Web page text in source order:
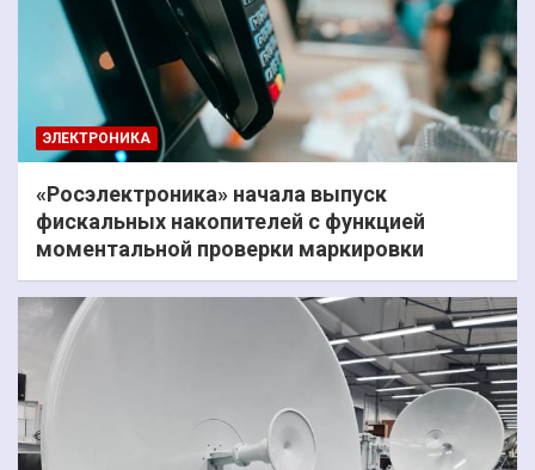
ЭЛЕКТРОНИКА
«Росэлектроника» начала выпуск
фискальных накопителей с функцией
моментальной проверки маркировки